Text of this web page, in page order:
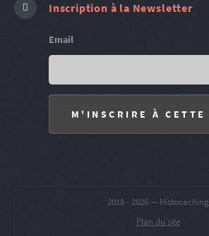
Inscription à la Newsletter
Email
2018 - 2026 — Histocaching
Plan du site